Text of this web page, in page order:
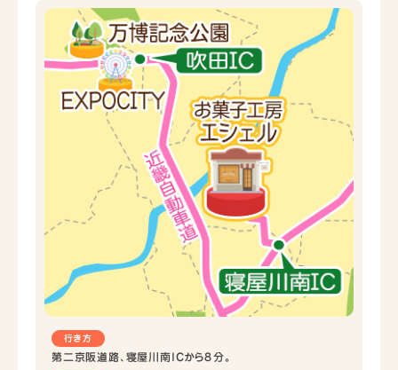
行き方
第二京阪道路、寝屋川南ICから８分。